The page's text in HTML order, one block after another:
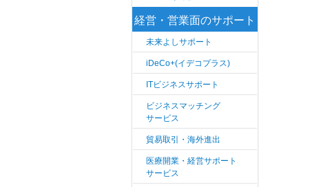
経営・営業面のサポート
未来よしサポート
iDeCo+(イデコプラス)
ITビジネスサポート
ビジネスマッチング
サービス
貿易取引・海外進出
医療開業・経営サポート
サービス